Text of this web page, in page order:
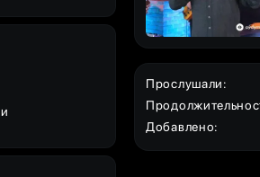
Прослушали:
Добавлено: